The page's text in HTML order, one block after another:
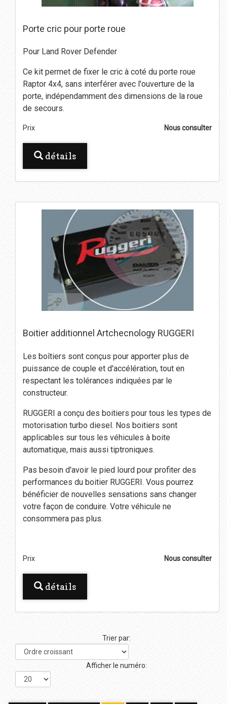
Porte cric pour porte roue
Pour Land Rover Defender
Ce kit permet de fixer le cric à coté du porte roue
Raptor 4x4, sans interférer avec l'ouverture de la
porte, indépendamment des dimensions de la roue
de secours.
Prix Nous consulter
détails
Boitier additionnel Artchecnology RUGGERI
Les boîtiers sont conçus pour apporter plus de
puissance de couple et d'accélération, tout en
respectant les tolérances indiquées par le
constructeur.
RUGGERI a conçu des boitiers pour tous les types de
motorisation turbo diesel. Nos boitiers sont
applicables sur tous les véhicules à boite
automatique, mais aussi tiptroniques.
Pas besoin d'avoir le pied lourd pour profiter des
performances du boitier RUGGERI. Vous pourrez
bénéficier de nouvelles sensations sans changer
votre façon de conduire. Votre véhicule ne
consommera pas plus.
Prix Nous consulter
détails
Trier par:
Afficher le numéro: